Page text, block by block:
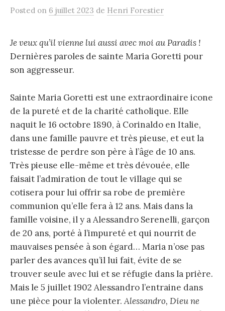
Posted on 6 juillet 2023 de Henri Forestier
Je veux qu’il vienne lui aussi avec moi au Paradis !
Dernières paroles de sainte Maria Goretti pour
son aggresseur.
Sainte Maria Goretti est une extraordinaire icone
de la pureté et de la charité catholique. Elle
naquit le 16 octobre 1890, à Corinaldo en Italie,
dans une famille pauvre et très pieuse, et eut la
tristesse de perdre son père à l’âge de 10 ans.
Très pieuse elle-même et très dévouée, elle
faisait l’admiration de tout le village qui se
cotisera pour lui offrir sa robe de première
communion qu’elle fera à 12 ans. Mais dans la
famille voisine, il y a Alessandro Serenelli, garçon
de 20 ans, porté à l’impureté et qui nourrit de
mauvaises pensée à son égard… Maria n’ose pas
parler des avances qu’il lui fait, évite de se
trouver seule avec lui et se réfugie dans la prière.
Mais le 5 juillet 1902 Alessandro l’entraine dans
une pièce pour la violenter.Alessandro, Dieu ne